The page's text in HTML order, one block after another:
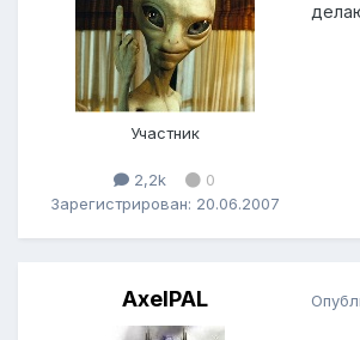
Участник
2,2k
0
Зарегистрирован: 20.06.2007
AxelPAL